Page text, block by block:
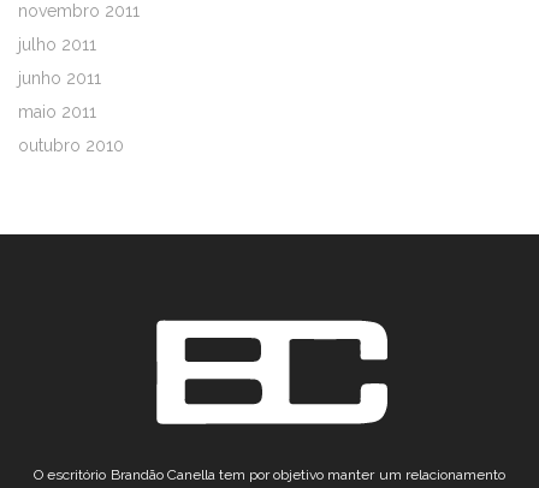
novembro 2011
julho 2011
junho 2011
maio 2011
outubro 2010
O escritório Brandão Canella tem por objetivo manter um relacionamento